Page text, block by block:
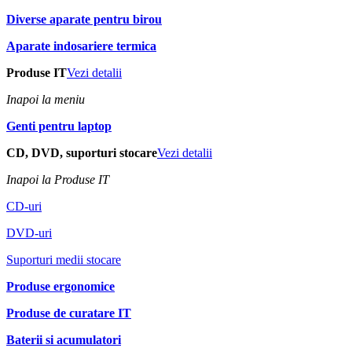
Diverse aparate pentru birou
Aparate indosariere termica
Produse ITVezi detalii
Inapoi la meniu
Genti pentru laptop
CD, DVD, suporturi stocareVezi detalii
Inapoi la Produse IT
CD-uri
DVD-uri
Suporturi medii stocare
Produse ergonomice
Produse de curatare IT
Baterii si acumulatori